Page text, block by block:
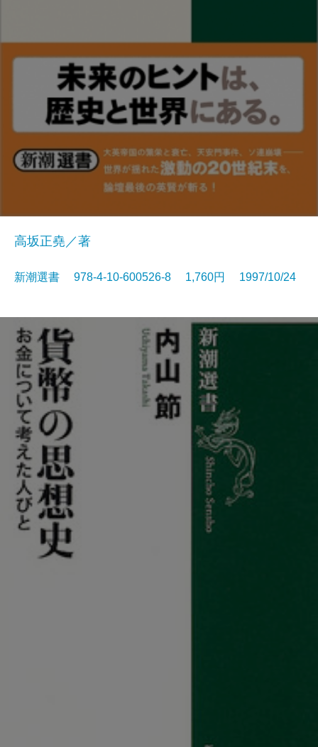
高坂正堯／著
新潮選書 978-4-10-600526-8 1,760円 1997/10/24